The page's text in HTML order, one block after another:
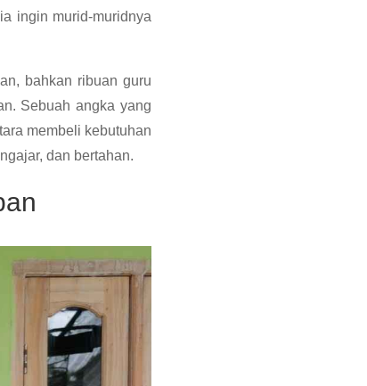
ingin murid-muridnya
bahkan ribuan guru
Sebuah angka yang
membeli kebutuhan
dan bertahan.